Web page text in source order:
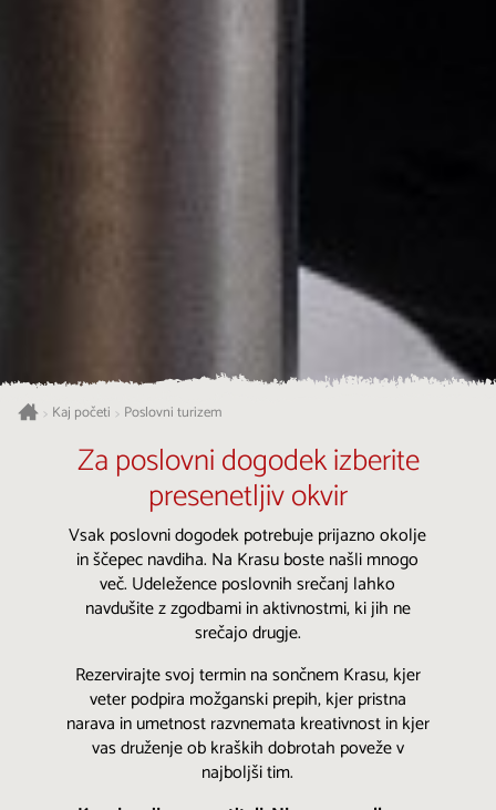
> Kaj početi > Poslovni turizem
Za poslovni dogodek izberite
presenetljiv okvir
Vsak poslovni dogodek potrebuje prijazno okolje
in ščepec navdiha. Na Krasu boste našli mnogo
več. Udeležence poslovnih srečanj lahko
navdušite z zgodbami in aktivnostmi, ki jih ne
srečajo drugje.
Rezervirajte svoj termin na sončnem Krasu, kjer
veter podpira možganski prepih, kjer pristna
narava in umetnost razvnemata kreativnost in kjer
vas druženje ob kraških dobrotah poveže v
najboljši tim.